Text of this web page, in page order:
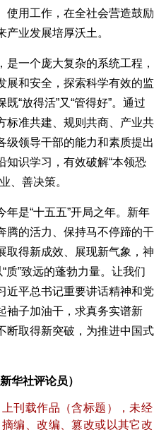
使用工作，在全社会营造鼓励
业发展培厚沃土。
一个庞大复杂的系统工程，
展和安全，探索科学有效的监
“放得活”又“管得好”。通过
标准共建、规则共商、产业共
级领导干部的能力和素质提出
知识学习，有效破解“本领恐
、善决策。
是“十五五”开局之年。新年
腾的活力、保持马不停蹄的干
取得新成效、展现新气象，神
质”致远的蓬勃力量。让我们
近平总书记重要讲话精神和党
袖子加油干，求真务实谱新
断取得新突破，为推进中国式
华社评论员）
刊载作品（含标题），未经
编、改编、篡改或以其它改